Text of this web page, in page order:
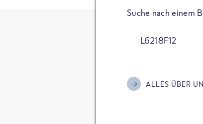
E-Mail
Ich habe die
Suche nach einem
L6218F12
ALLES ÜBER